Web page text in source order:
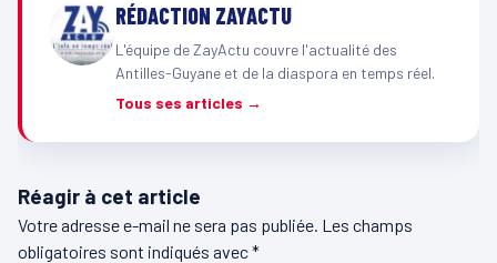
RÉDACTION ZAYACTU
L'équipe de ZayActu couvre l'actualité des
Antilles-Guyane et de la diaspora en temps réel.
Tous ses articles →
Réagir à cet article
Votre adresse e-mail ne sera pas publiée. Les champs
obligatoires sont indiqués avec*